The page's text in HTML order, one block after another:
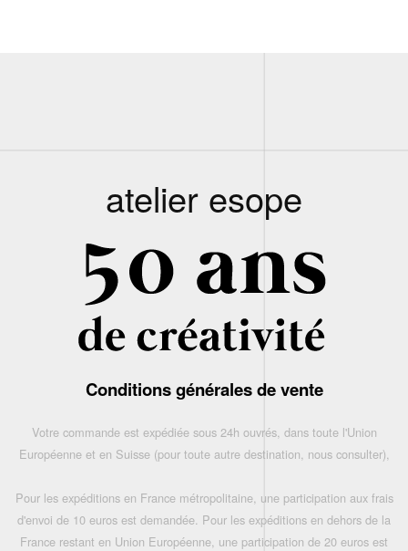
atelier esope
Conditions générales de vente
Votre commande est expédiée sous 24h ouvrés, dans toute l'Union
Européenne et en Suisse (pour toute autre destination, nous consulter),
Pour les expéditions en France métropolitaine, une participation aux frais
d'envoi de 10 euros est demandée. Pour les expéditions en dehors de la
France restant en Union Européenne, une participation de 20 euros est